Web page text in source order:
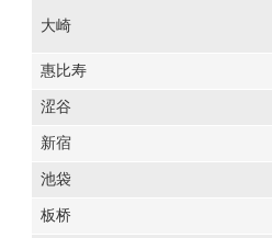
大崎
惠比寿
涩谷
新宿
池袋
板桥